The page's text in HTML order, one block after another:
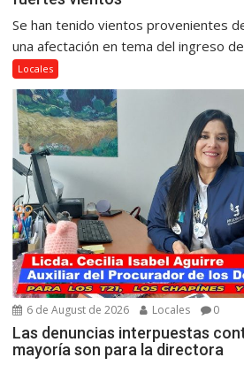
Se han tenido vientos provenientes
una afectación en tema del ingreso
Locales
6 de August de 2026 Locales 0
Las denuncias interpuestas
mayoría son para la directora